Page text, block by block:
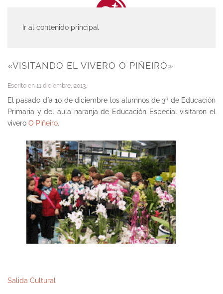
Ir al contenido principal
«VISITANDO EL VIVERO O PIÑEIRO»
Escrito en 11 diciembre, 2013.
El pasado día 10 de diciembre los alumnos de 3º de Educación
Primaria y del aula naranja de Educación Especial visitaron el
vivero O Piñeiro.
Salida Cultural